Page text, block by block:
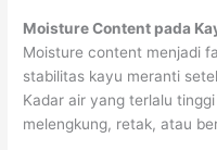
Moisture Content pada
Moisture content menjadi
stabilitas kayu meranti
Kadar air yang terlalu
melengkung, retak, atau